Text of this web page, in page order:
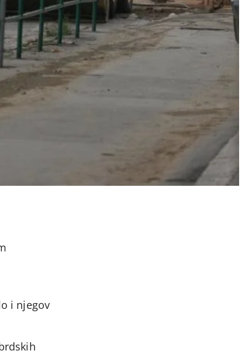
i njegov